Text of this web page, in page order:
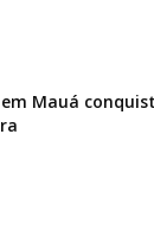
em Mauá